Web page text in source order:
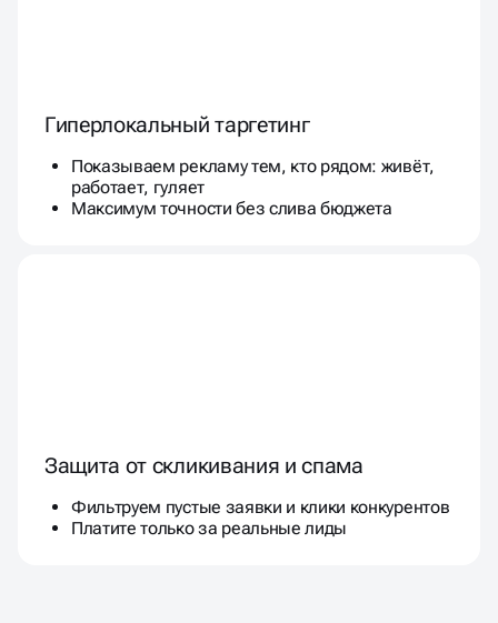
Гиперлокальный таргетинг
Показываем рекламу тем, кто рядом: живёт,
работает, гуляет
Максимум точности без слива бюджета
Защита от скликивания и спама
Фильтруем пустые заявки и клики конкурентов
Платите только за реальные лиды